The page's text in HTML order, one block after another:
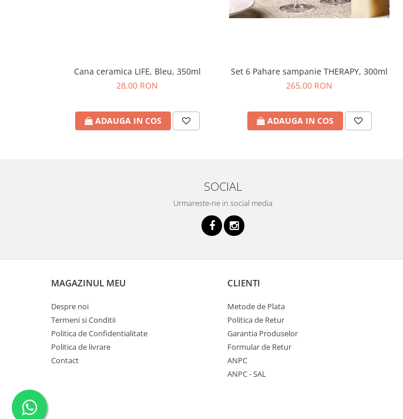
Cana ceramica LIFE, Bleu, 350ml
28,00 RON
ADAUGA IN COS
Set 6 Pahare sampanie THERAPY, 300ml
265,00 RON
ADAUGA IN COS
SOCIAL
Urmareste-ne in social media
MAGAZINUL MEU
Despre noi
Termeni si Conditii
Politica de Confidentialitate
Politica de livrare
Contact
CLIENTI
Metode de Plata
Politica de Retur
Garantia Produselor
Formular de Retur
ANPC
ANPC - SAL